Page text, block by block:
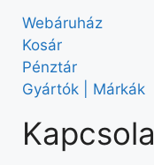
Webáruház
Kosár
Pénztár
Gyártók | Márkák